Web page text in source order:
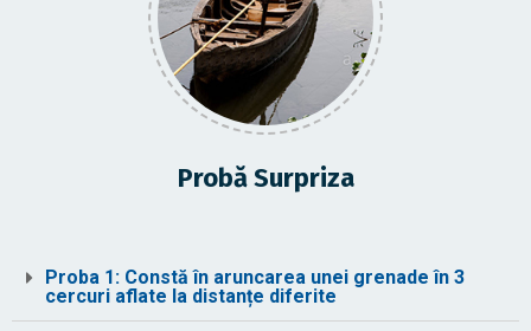
Probă Surpriza
Proba 1: Constă în aruncarea unei grenade în 3
cercuri aflate la distanțe diferite